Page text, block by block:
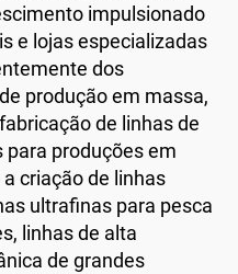
impulsionado
e lojas especializadas
dos
produção em massa,
de linhas de
para produções em
criação de linhas
ultrafinas para pesca
linhas de alta
de grandes